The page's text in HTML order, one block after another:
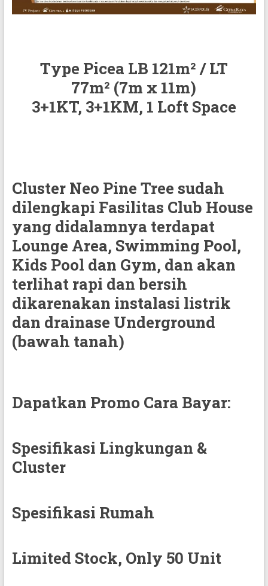
Type Picea LB 121m² / LT
77m² (7m x 11m)
3+1KT, 3+1KM, 1 Loft Space
Cluster Neo Pine Tree sudah
dilengkapi Fasilitas Club House
yang didalamnya terdapat
Lounge Area, Swimming Pool,
Kids Pool dan Gym, dan akan
terlihat rapi dan bersih
dikarenakan instalasi listrik
dan drainase Underground
(bawah tanah)
Dapatkan Promo Cara Bayar:
Spesifikasi Lingkungan &
Cluster
Spesifikasi Rumah
Limited Stock, Only 50 Unit